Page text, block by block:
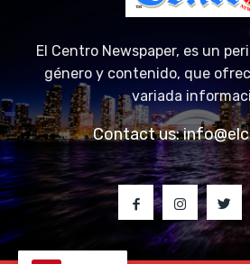
El Centro Newspaper, es un
género y contenido, que
variada
Contact us: